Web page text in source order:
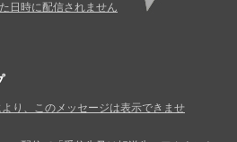
日時に配信されません
り、このメッセージは表示できませ